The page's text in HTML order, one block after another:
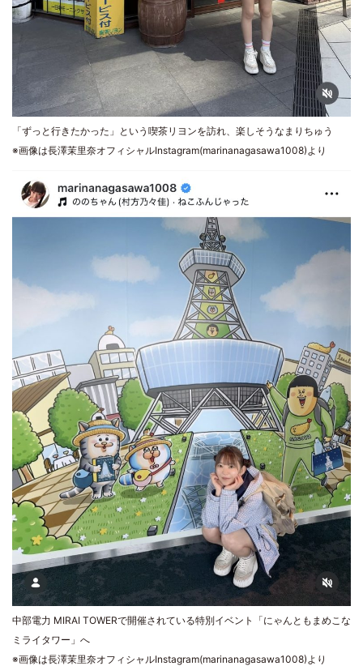
「ずっと行きたかった」という喫茶リヨンを訪れ、楽しそうなまりちゅう
※画像は長澤茉里奈オフィシャルInstagram(marinanagasawa1008)より
中部電力 MIRAI TOWERで開催されている特別イベント「にゃんともまめこな
ミライタワー」へ
※画像は長澤茉里奈オフィシャルInstagram(marinanagasawa1008)より